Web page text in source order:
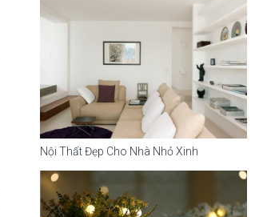
Nội Thất Đẹp Cho Nhà Nhỏ Xinh